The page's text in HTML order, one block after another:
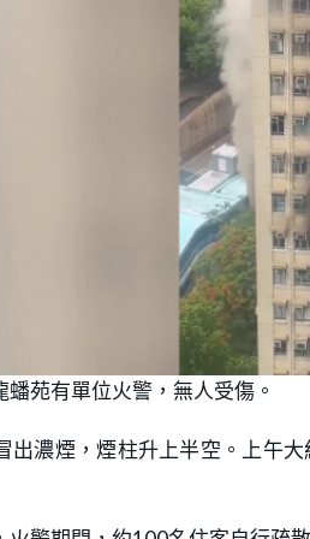
蟠苑有單位火警，無人受傷。
出濃煙，煙柱升上半空。上午